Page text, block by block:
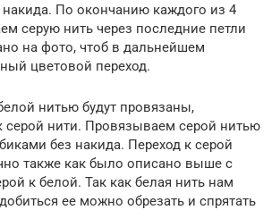
По окончанию каждого из 4
серую нить через последние петли
на фото, чтоб в дальнейшем
цветовой переход.
нитью будут провязаны,
серой нити. Провязываем серой нитью
без накида. Переход к серой
также как было описано выше с
к белой. Так как белая нить нам
ее можно обрезать и спрятать